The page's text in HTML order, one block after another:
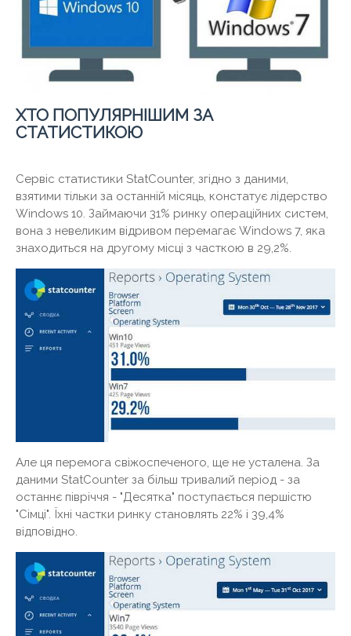
ХТО ПОПУЛЯРНІШИМ ЗА
СТАТИСТИКОЮ
Сервіс статистики StatCounter, згідно з даними,
взятими тільки за останній місяць, констатує лідерство
Windows 10. Займаючи 31% ринку операційних систем,
вона з невеликим відривом перемагає Windows 7, яка
знаходиться на другому місці з часткою в 29,2%.
Але ця перемога свіжоспеченого, ще не усталена. За
даними StatCounter за більш тривалий період - за
останнє півріччя - "Десятка" поступається першістю
"Сімці". Їхні частки ринку становлять 22% і 39,4%
відповідно.